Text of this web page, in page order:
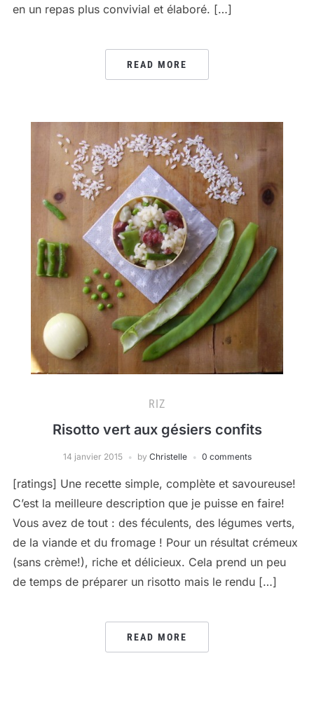
en un repas plus convivial et élaboré. […]
READ MORE
RIZ
Risotto vert aux gésiers confits
14 janvier 2015 by Christelle 0 comments
[ratings] Une recette simple, complète et savoureuse!
C’est la meilleure description que je puisse en faire!
Vous avez de tout : des féculents, des légumes verts,
de la viande et du fromage ! Pour un résultat crémeux
(sans crème!), riche et délicieux. Cela prend un peu
de temps de préparer un risotto mais le rendu […]
READ MORE